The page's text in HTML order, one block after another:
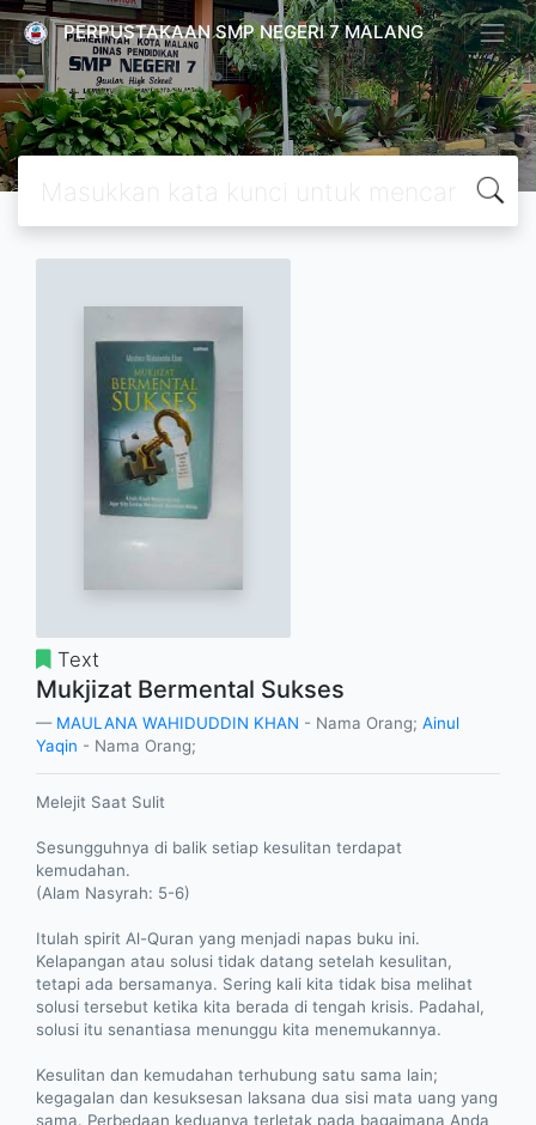
PERPUSTAKAAN SMP NEGERI 7 MALANG
Text
Mukjizat Bermental Sukses
MAULANA WAHIDUDDIN KHAN - Nama Orang; Ainul
Yaqin - Nama Orang;
Melejit Saat Sulit
Sesungguhnya di balik setiap kesulitan terdapat
kemudahan.
(Alam Nasyrah: 5-6)
Itulah spirit Al-Quran yang menjadi napas buku ini.
Kelapangan atau solusi tidak datang setelah kesulitan,
tetapi ada bersamanya. Sering kali kita tidak bisa melihat
solusi tersebut ketika kita berada di tengah krisis. Padahal,
solusi itu senantiasa menunggu kita menemukannya.
Kesulitan dan kemudahan terhubung satu sama lain;
kegagalan dan kesuksesan laksana dua sisi mata uang yang
sama. Perbedaan keduanya terletak pada bagaimana Anda